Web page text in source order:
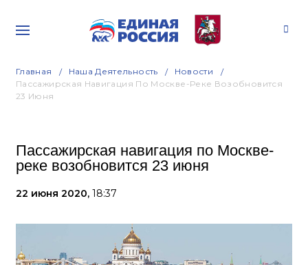
Главная Наша Деятельность
Новости
Пассажирская Навигация По Москве-Реке Возобновится
23 Июня
Пассажирская навигация по Москве-
реке возобновится 23 июня
22 июня 2020, 18:37